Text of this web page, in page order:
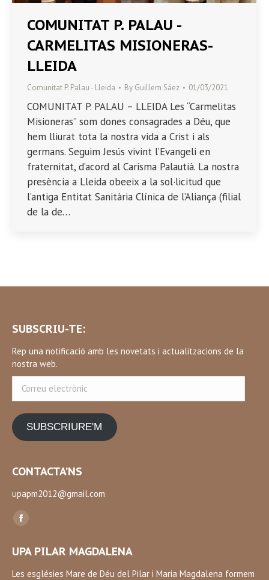
COMUNITAT P. PALAU -
CARMELITAS MISIONERAS-
LLEIDA
Comunitat P. Palau - Lleida By Guillem Sáez 01/03/2021
COMUNITAT P. PALAU – LLEIDA Les “Carmelitas
Misioneras” som dones consagrades a Déu, que
hem lliurat tota la nostra vida a Crist i als
germans. Seguim Jesús vivint l’Evangeli en
fraternitat, d’acord al Carisma Palautià. La nostra
presència a Lleida obeeix a la sol·licitud que
l’antiga Entitat Sanitària Clínica de l’Aliança (filial
de la de…
SUBSCRIU-TE:
Rep una notificació amb les novetats i actualitzacions de la
nostra web.
electrònic
SUBSCRIURE'M
CONTACTA’NS
upapm2012@gmail.com
Find us on:
Facebook
opens
in
UPA PILAR MAGDALENA
Les esglésies Mare de Déu del Pilar i Maria Magdalena formem